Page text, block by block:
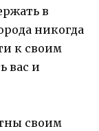
в
никогда
к своим
вас и
своим